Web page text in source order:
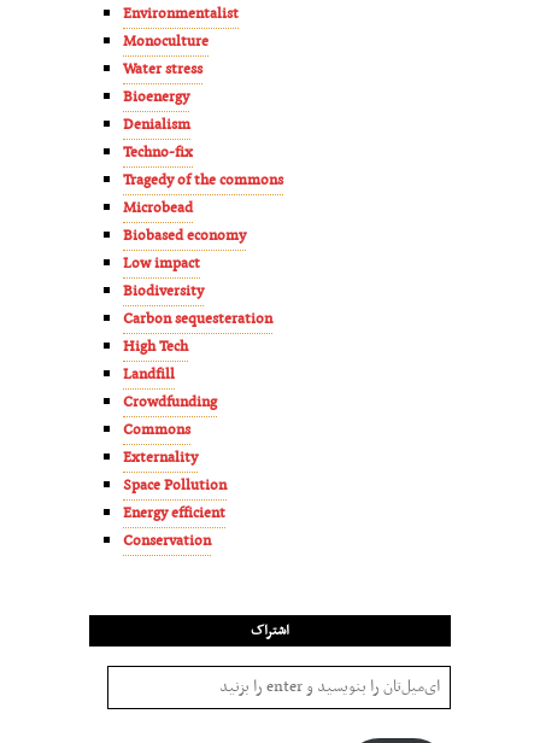
Environmentalist
Monoculture
Water stress
Bioenergy
Denialism
Techno-fix
Tragedy of the commons
Microbead
Biobased economy
Low impact
Biodiversity
Carbon sequesteration
High Tech
Landfill
Crowdfunding
Commons
Externality
Space Pollution
Energy efficient
Conservation
اشتراک